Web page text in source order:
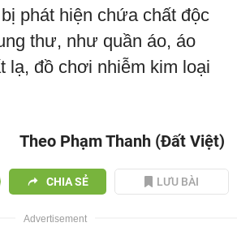
phát hiện chứa chất độc
thư, như quần áo, áo
lạ, đồ chơi nhiễm kim loại
Theo Phạm Thanh (Đất Việt)
CHIA SẺ LƯU BÀI